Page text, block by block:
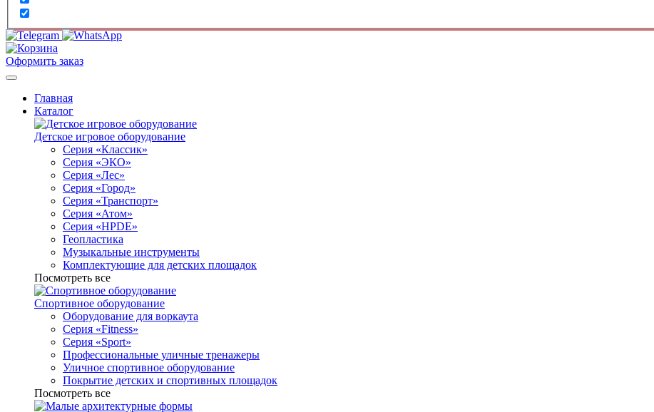
Оформить заказ
Главная
Каталог
Детское игровое оборудование
Серия «Классик»
Серия «ЭКО»
Серия «Лес»
Серия «Город»
Серия «Транспорт»
Серия «Атом»
Серия «HPDE»
Геопластика
Музыкальные инструменты
Комплектующие для детских площадок
Посмотреть все
Спортивное оборудование
Оборудование для воркаута
Серия «Fitness»
Серия «Sport»
Профессиональные уличные тренажеры
Уличное спортивное оборудование
Покрытие детских и спортивных площадок
Посмотреть все